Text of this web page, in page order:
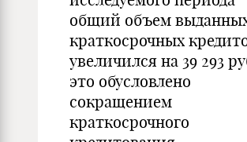
общий объем
краткосрочных
увеличился на 39 293
это обусловлено
сокращением
краткосрочного